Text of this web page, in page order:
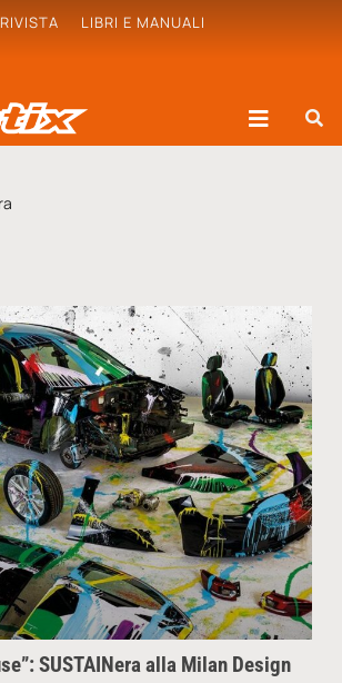
LIBRI E MANUALI
SUSTAINera alla Milan Design